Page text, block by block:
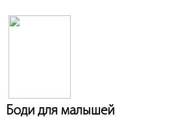
Боди для малышей